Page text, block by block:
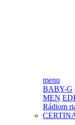
menu
BABY-G
MEN
Rádiom